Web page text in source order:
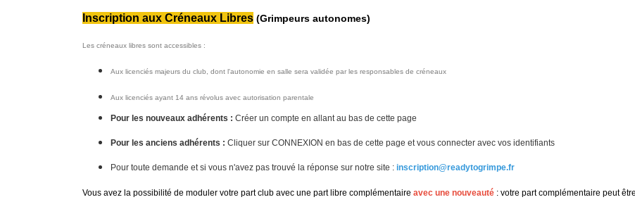
Inscription aux Créneaux Libres (Grimpeurs autonomes)
Les créneaux libres sont accessibles :
Aux licenciés majeurs du club, dont l'autonomie en salle sera validée par les responsables de créneaux
Aux licenciés ayant 14 ans révolus avec autorisation parentale
Pour les nouveaux adhérents : Créer un compte en allant au bas de cette page
Pour les anciens adhérents : Cliquer sur CONNEXION en bas de cette page et vous connecter avec vos identifiants
Pour toute demande et si vous n'avez pas trouvé la réponse sur notre site : inscription@readytogrimpe.fr
Vous avez la possibilité de moduler votre part club avec une part libre complémentaire avec une nouveauté : votre part complémentaire peut